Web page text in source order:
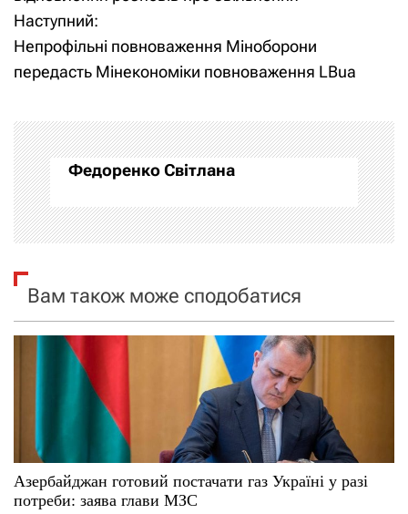
в
і
а
ц
і
а
с
і
Наступний:
Непрофільні повноваження Міноборони
передасть Мінекономіки повноваження LBua
Федоренко Світлана
Вам також може сподобатися
Азербайджан готовий постачати газ Україні у разі
потреби: заява глави МЗС